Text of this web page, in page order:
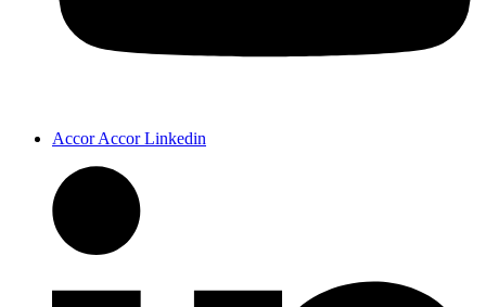
Accor Accor Linkedin